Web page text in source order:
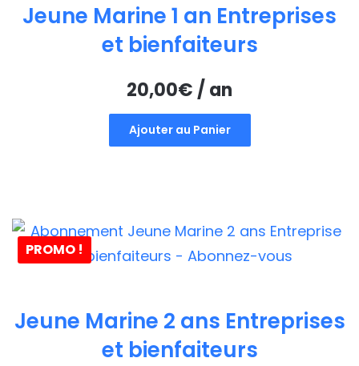
Jeune Marine 1 an Entreprises
et bienfaiteurs
20,00€/ an
Ajouter au Panier
PROMO !
Jeune Marine 2 ans Entreprises
et bienfaiteurs